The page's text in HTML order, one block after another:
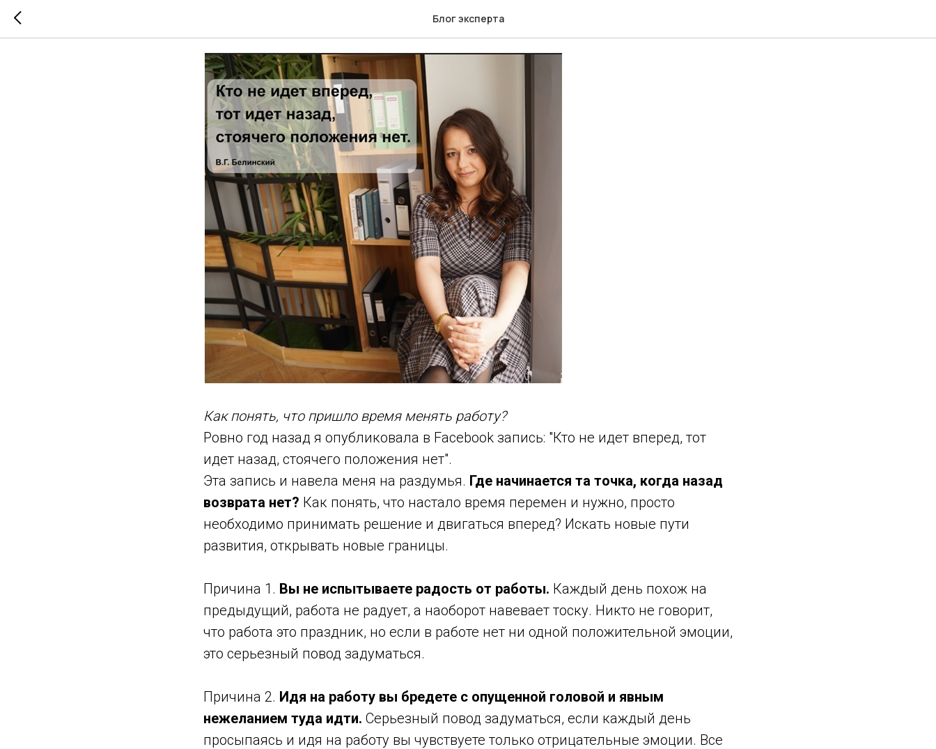
Блог эксперта
Уйти или остаться...
Как понять, что пришло время менять работу?
Ровно год назад я опубликовала в Facebook запись: "Кто не идет вперед, тот
идет назад, стоячего положения нет".
Эта запись и навела меня на раздумья. Где начинается та точка, когда назад
возврата нет? Как понять, что настало время перемен и нужно, просто
необходимо принимать решение и двигаться вперед? Искать новые пути
развития, открывать новые границы.
Причина 1. Вы не испытываете радость от работы. Каждый день похож на
предыдущий, работа не радует, а наоборот навевает тоску. Никто не говорит,
что работа это праздник, но если в работе нет ни одной положительной эмоции,
это серьезный повод задуматься.
Причина 2. Идя на работу вы бредете с опущенной головой и явным
нежеланием туда идти. Серьезный повод задуматься, если каждый день
просыпаясь и идя на работу вы чувствуете только отрицательные эмоции. Все